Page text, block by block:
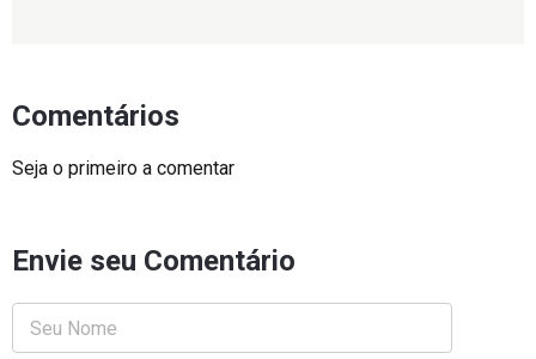
Comentários
Seja o primeiro a comentar
Envie seu Comentário